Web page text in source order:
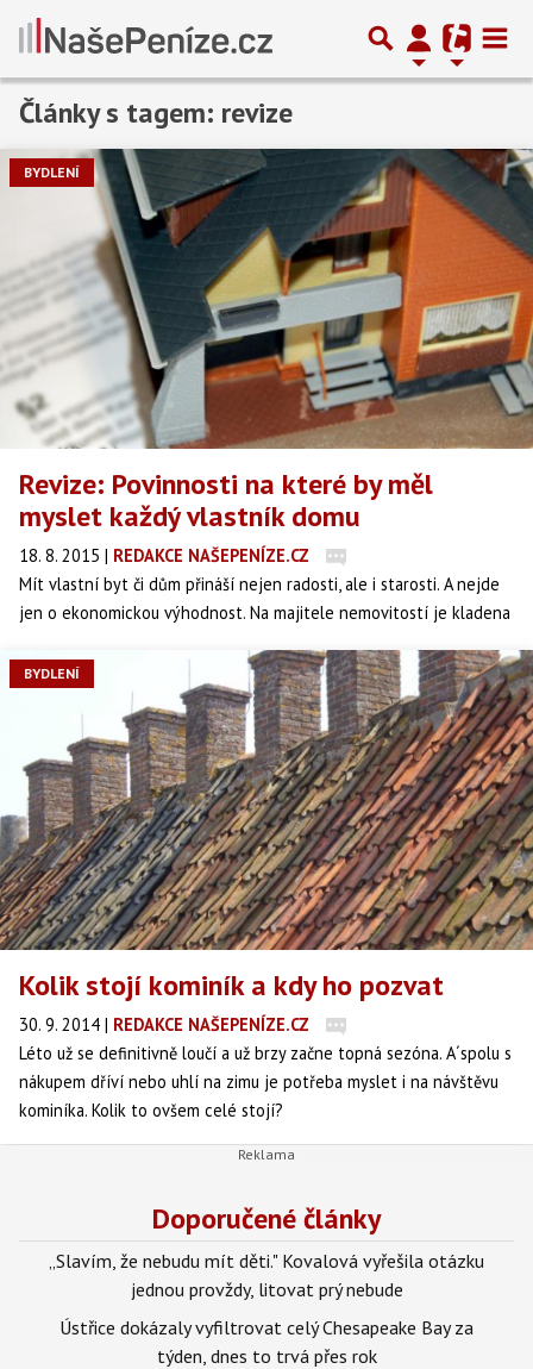
Články s tagem: revize
BYDLENÍ
Revize: Povinnosti na které by měl
myslet každý vlastník domu
18. 8. 2015 | REDAKCE NAŠEPENÍZE.CZ
Mít vlastní byt či dům přináší nejen radosti, ale i starosti. A nejde
jen o ekonomickou výhodnost. Na majitele nemovitostí je kladena
povinné revize. Na co a jak často nezapomenout?
BYDLENÍ
Kolik stojí kominík a kdy ho pozvat
30. 9. 2014 | REDAKCE NAŠEPENÍZE.CZ
Léto už se definitivně loučí a už brzy začne topná sezóna. A´spolu s
nákupem dříví nebo uhlí na zimu je potřeba myslet i na návštěvu
kominíka. Kolik to ovšem celé stojí?
Doporučené články
„Slavím, že nebudu mít děti." Kovalová vyřešila otázku
jednou provždy, litovat prý nebude
Ústřice dokázaly vyfiltrovat celý Chesapeake Bay za
týden, dnes to trvá přes rok